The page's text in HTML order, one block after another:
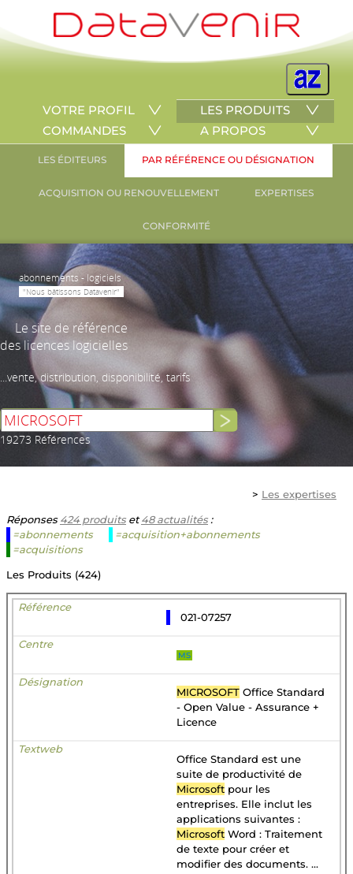
VOTRE PROFIL
LES PRODUITS
COMMANDES
A PROPOS
LES ÉDITEURS PAR RÉFÉRENCE OU DÉSIGNATION
ACQUISITION OU RENOUVELLEMENT EXPERTISES
CONFORMITÉ
abonnements - logiciels
"Nous bâtissons Datavenir"
Le site de référence
des licences logicielles
...vente, distribution, disponibilité, tarifs
19273 Références
> Les expertises
Réponses424 produitset48 actualités:
=abonnements
=acquisition+abonnements
=acquisitions
Les Produits (424)
021-07257
MS
MICROSOFT Office Standard
- Open Value - Assurance +
Licence
Office Standard est une
suite de productivité de
Microsoft pour les
entreprises. Elle inclut les
applications suivantes :
Microsoft Word : Traitement
de texte pour créer et
modifier des documents. ...